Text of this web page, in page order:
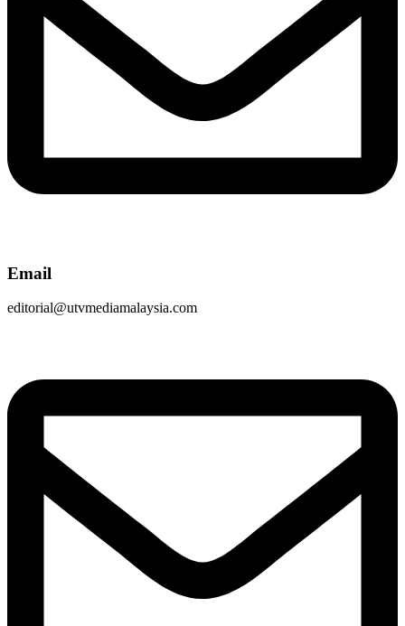
Email
editorial@utvmediamalaysia.com